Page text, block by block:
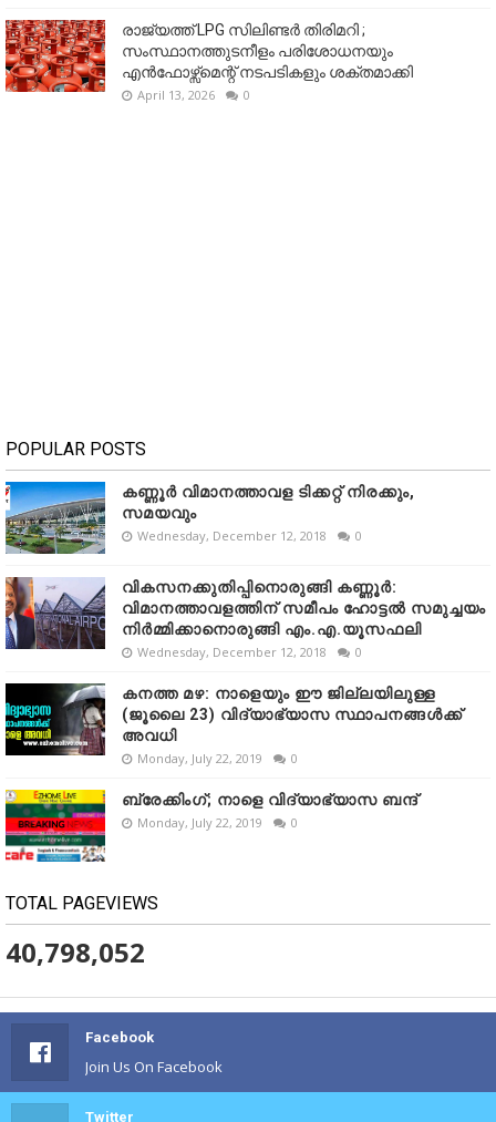
രാജ്യത്ത് LPG സിലിണ്ടർ തിരിമറി ;
സംസ്ഥാനത്തുടനീളം പരിശോധനയും
എൻഫോഴ്സ്മെന്റ് നടപടികളും ശക്തമാക്കി
April 13, 2026 0
POPULAR POSTS
കണ്ണൂർ വിമാനത്താവള ടിക്കറ്റ് നിരക്കും,
സമയവും
Wednesday, December 12, 2018 0
വികസനക്കുതിപ്പിനൊരുങ്ങി കണ്ണൂർ:
വിമാനത്താവളത്തിന് സമീപം ഹോട്ടൽ സമുച്ചയം
നിർമ്മിക്കാനൊരുങ്ങി എം.എ.യൂസഫലി
Wednesday, December 12, 2018 0
കനത്ത മഴ: നാളെയും ഈ ജില്ലയിലുള്ള
(ജൂലൈ 23) വിദ്യാഭ്യാസ സ്ഥാപനങ്ങൾക്ക്
അവധി
Monday, July 22, 2019 0
ബ്രേക്കിംഗ്; നാളെ വിദ്യാഭ്യാസ ബന്ദ്
Monday, July 22, 2019 0
TOTAL PAGEVIEWS
40,798,052
Facebook
Join Us On Facebook
Twitter